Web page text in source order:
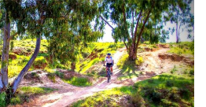
ב-1911. בהמלצת מורו ורבו בוריס שץ
מלאכה לחותמות ולפיתוחים אומנותיים.
וינה-ירושלים אבל לבסוף השתקע סופית
ב-2003 החליט אליהו לסגור את העסק
ולהעבירו לקיבוץ. במשך כעשר שנים שכנו